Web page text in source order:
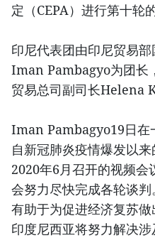
定（CEPA）进行第十轮
印尼代表团由印尼贸易
Iman Pambagyo为团长
贸易总司副司长Helena
Iman Pambagyo19日在
自新冠肺炎疫情爆发以
2020年6月召开的视频
会努力尽快完成各轮谈
有助于为促进经济复苏
印度尼西亚将努力解决